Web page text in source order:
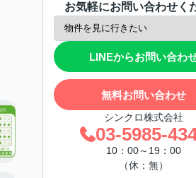
お気軽にお問い合わせく
LINEからお問い合わ
無料お問い合わせ
シンクロ株式会社
03-5985-
10：00～19：00
（休：無）